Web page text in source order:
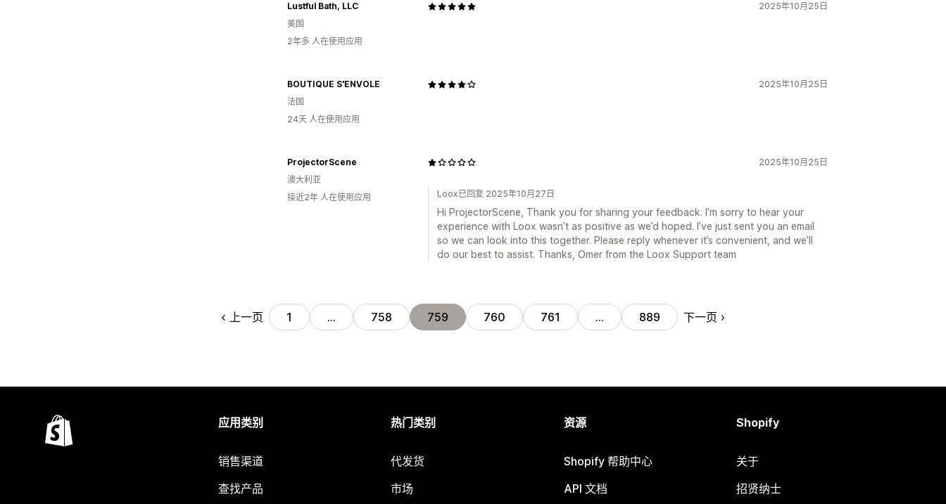
2025年10月25日
Lustful Bath, LLC
美国
2年多 人在使用应用
2025年10月25日
BOUTIQUE S'ENVOLE
法国
24天 人在使用应用
2025年10月25日
ProjectorScene
澳大利亚
接近2年 人在使用应用
Loox已回复 2025年10月27日
Hi ProjectorScene, Thank you for sharing your feedback. I’m sorry to hear your
experience with Loox wasn’t as positive as we’d hoped. I’ve just sent you an email
so we can look into this together. Please reply whenever it’s convenient, and we’ll
do our best to assist. Thanks, Omer from the Loox Support team
上一页 1 … 758 759 760 761 … 889 下一页
应用类别
销售渠道
查找产品
热门类别
代发货
市场
资源
Shopify 帮助中心
API 文档
Shopify
关于
招贤纳士